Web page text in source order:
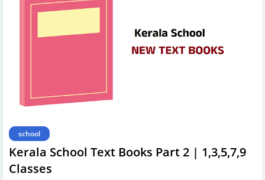
school
Kerala School Text Books Part 2 | 1,3,5,7,9
Classes